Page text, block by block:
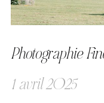
Photographie
1 avril 2025